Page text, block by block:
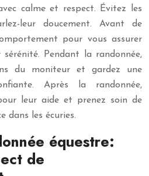
calme et respect. Évitez les
leur doucement. Avant de
pour vous assurer
Pendant la randonnée,
du moniteur et gardez une
Après la randonnée,
leur aide et prenez soin de
dans les écuries.
équestre:
de